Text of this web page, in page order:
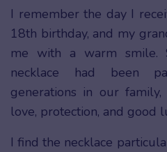
I remember the day I
18th birthday, and my
me with a warm
necklace had been
generations in our
love, protection, and good
I find the necklace